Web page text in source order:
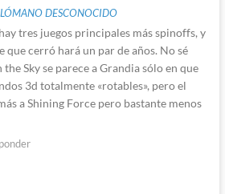
DESCONOCIDO
tres juegos principales más spinoffs, y
que cerró hará un par de años. No sé
Sky se parece a Grandia sólo en que
3d totalmente «rotables», pero el
a Shining Force pero bastante menos